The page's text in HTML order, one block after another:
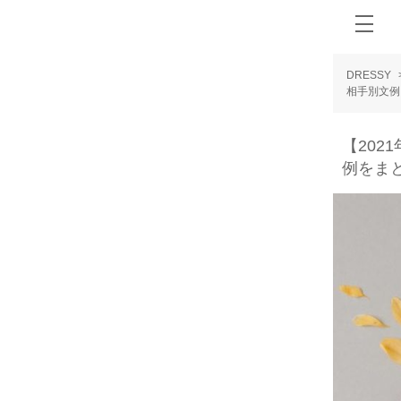
DRESSY
相手別文
【
例をま